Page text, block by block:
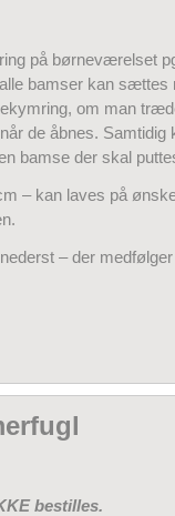
på børneværelset
bamser kan sættes
om man
de åbnes. Samtidig
bamse der skal
– kan laves på
– der
bestilles.